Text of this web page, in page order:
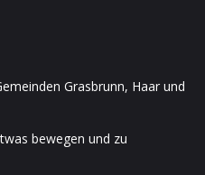
Grasbrunn, Haar und
bewegen und zu